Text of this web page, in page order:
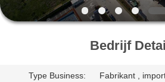
FABRIEKSTOCHT
Bedrijf
Type Business: Fabrikant ,